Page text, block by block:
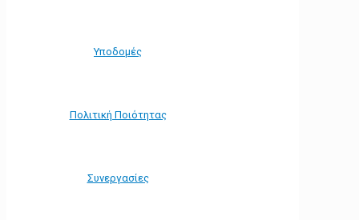
Υποδομές
Πολιτική Ποιότητας
Συνεργασίες